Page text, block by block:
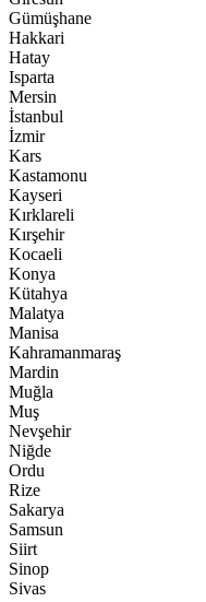
Gümüşhane
Hakkari
Hatay
Isparta
Mersin
İstanbul
İzmir
Kars
Kastamonu
Kayseri
Kırklareli
Kırşehir
Kocaeli
Konya
Kütahya
Malatya
Manisa
Kahramanmaraş
Mardin
Muğla
Muş
Nevşehir
Niğde
Ordu
Rize
Sakarya
Samsun
Siirt
Sinop
Sivas